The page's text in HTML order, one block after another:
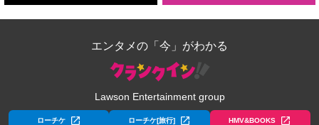
エンタメの「今」がわかる
Lawson Entertainment group
ローチケ ローチケ[旅行] HMV&BOOKS